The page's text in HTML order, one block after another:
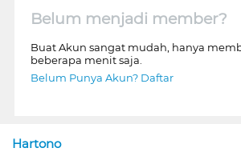
Belum menjadi member?
Buat Akun sangat mudah, hanya
beberapa menit saja.
Belum Punya Akun? Daftar
Hartono